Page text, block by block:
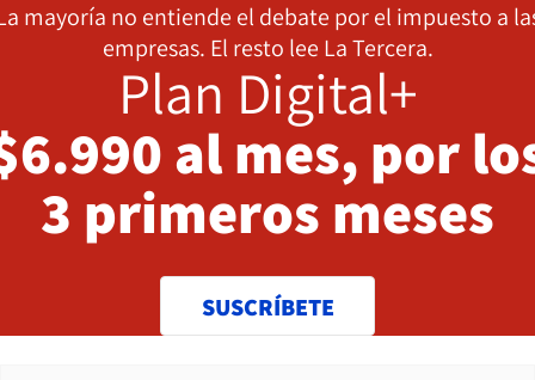
mayoría no entiende el debate por el impuesto a
empresas. El resto lee La Tercera.
Plan Digital+
al mes, por
3 primeros meses
SUSCRÍBETE